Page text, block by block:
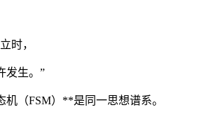
时，
发生。”
（FSM）**是同一思想谱系。